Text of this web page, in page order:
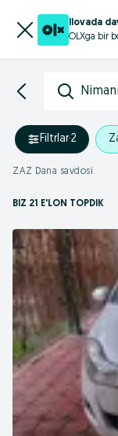
Ilovada
OLXga bir
Filtrlar·2
ZAZ Dana savdosi
BIZ 21 E'LON TOPDIK